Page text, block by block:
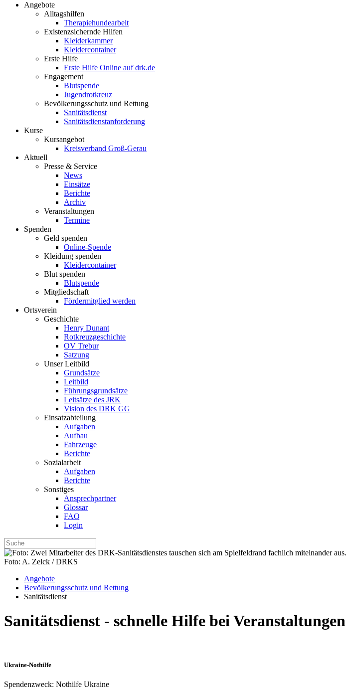
Angebote
Alltagshilfen
Therapiehundearbeit
Existenzsichernde Hilfen
Kleiderkammer
Kleidercontainer
Erste Hilfe
Erste Hilfe Online auf drk.de
Engagement
Blutspende
Jugendrotkreuz
Bevölkerungsschutz und Rettung
Sanitätsdienst
Sanitätsdienstanforderung
Kurse
Kursangebot
Kreisverband Groß-Gerau
Aktuell
Presse & Service
News
Einsätze
Berichte
Archiv
Veranstaltungen
Termine
Spenden
Geld spenden
Online-Spende
Kleidung spenden
Kleidercontainer
Blut spenden
Blutspende
Mitgliedschaft
Fördermitglied werden
Ortsverein
Geschichte
Henry Dunant
Rotkreuzgeschichte
OV Trebur
Satzung
Unser Leitbild
Grundsätze
Leitbild
Führungsgrundsätze
Leitsätze des JRK
Vision des DRK GG
Einsatzabteilung
Aufgaben
Aufbau
Fahrzeuge
Berichte
Sozialarbeit
Aufgaben
Berichte
Sonstiges
Ansprechpartner
Glossar
FAQ
Login
Foto: A. Zelck / DRKS
Angebote
Bevölkerungsschutz und Rettung
Sanitätsdienst
Sanitätsdienst - schnelle Hilfe bei Veranstaltungen
Ukraine-Nothilfe
Spendenzweck: Nothilfe Ukraine